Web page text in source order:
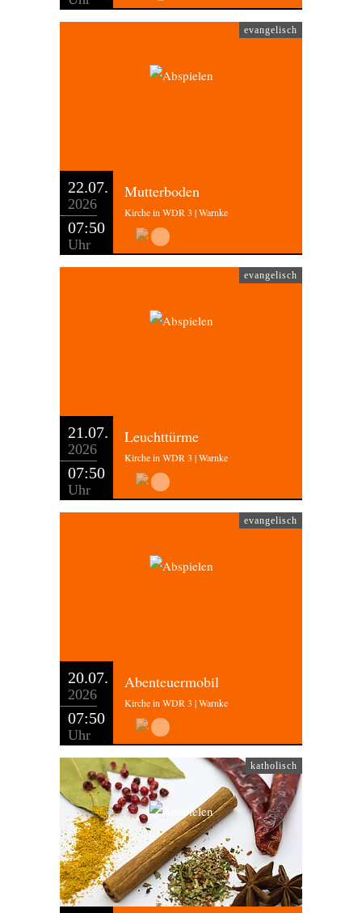
evangelisch
22.07.
2026
07:50
Uhr
Mutterboden
Kirche in WDR 3 | Warnke
evangelisch
21.07.
2026
07:50
Uhr
Leuchttürme
Kirche in WDR 3 | Warnke
evangelisch
20.07.
2026
07:50
Uhr
Abenteuermobil
Kirche in WDR 3 | Warnke
katholisch